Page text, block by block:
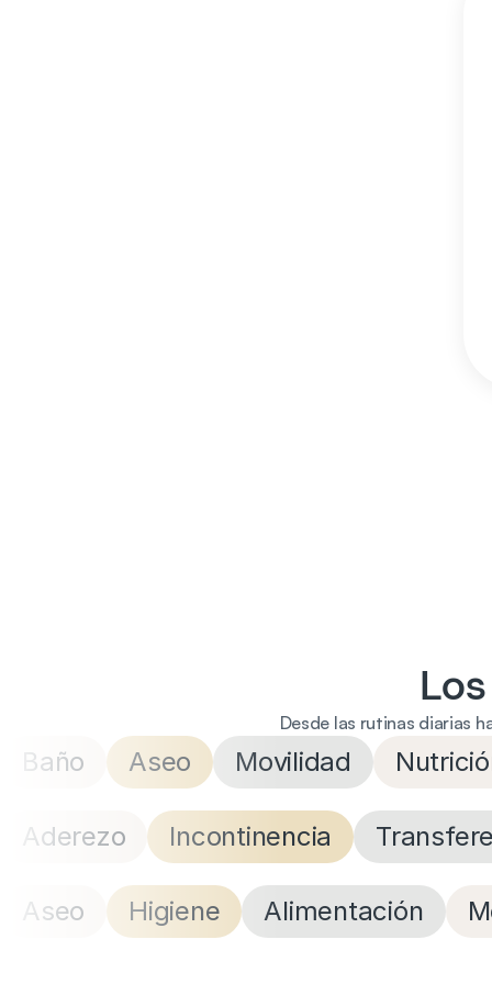
Desde las rutinas diarias
Baño Aseo Movilidad
Aderezo Incontinencia
Aseo Higiene Alimentación